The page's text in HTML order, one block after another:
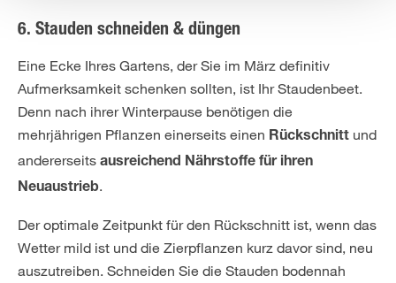
6. Stauden schneiden & düngen
Eine Ecke Ihres Gartens, der Sie im März definitiv
Aufmerksamkeit schenken sollten, ist Ihr Staudenbeet.
Denn nach ihrer Winterpause benötigen die
mehrjährigen Pflanzen einerseits einen Rückschnitt und
andererseits ausreichend Nährstoffe für ihren
Neuaustrieb.
Der optimale Zeitpunkt für den Rückschnitt ist, wenn das
Wetter mild ist und die Zierpflanzen kurz davor sind, neu
auszutreiben. Schneiden Sie die Stauden bodennah